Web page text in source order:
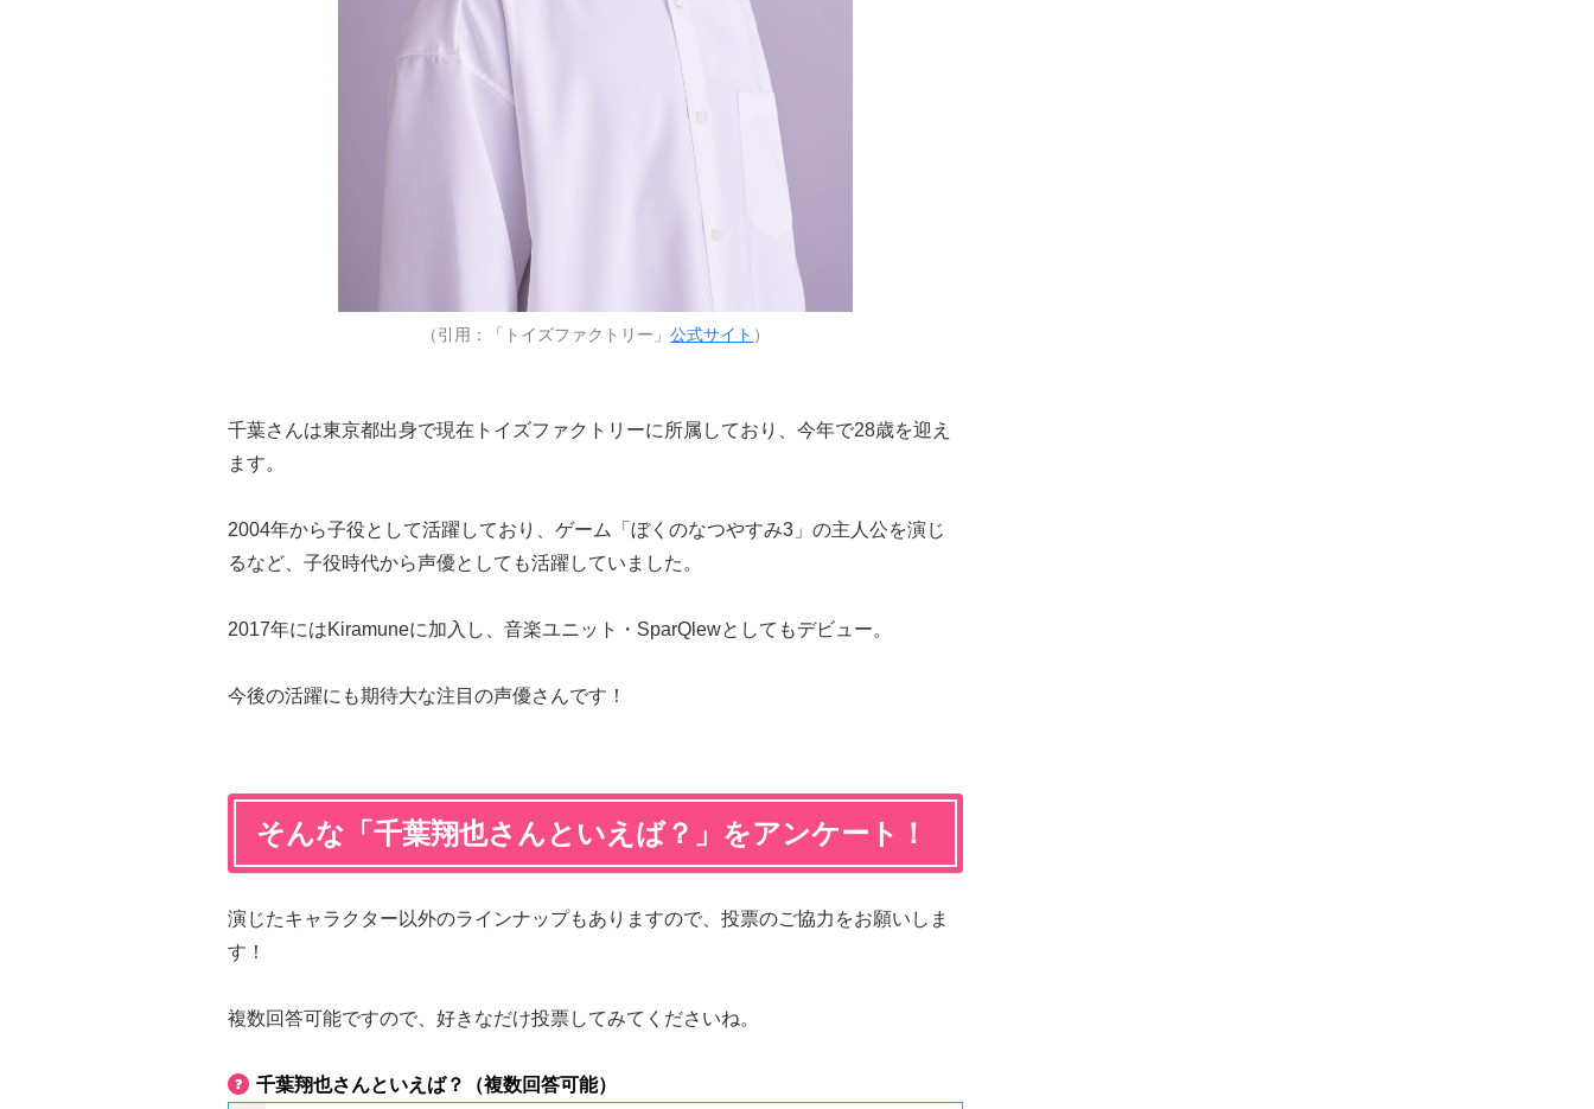
（引用：「トイズファクトリー」 公式サイト ）
千葉さんは東京都出身で現在トイズファクトリーに所属しており、今年で28歳を迎え
ます。
2004年から子役として活躍しており、ゲーム「ぼくのなつやすみ3」の主人公を演じ
るなど、子役時代から声優としても活躍していました。
2017年にはKiramuneに加入し、音楽ユニット・SparQlewとしてもデビュー。
今後の活躍にも期待大な注目の声優さんです！
そんな「千葉翔也さんといえば？」をアンケート！
演じたキャラクター以外のラインナップもありますので、投票のご協力をお願いしま
す！
複数回答可能ですので、好きなだけ投票してみてくださいね。
千葉翔也さんといえば？（複数回答可能）